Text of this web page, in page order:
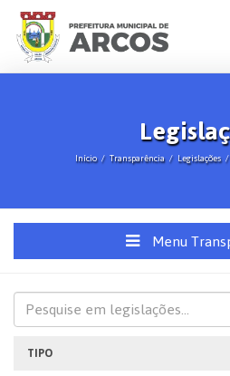
Início Transparência Legislações
Menu
TIPO